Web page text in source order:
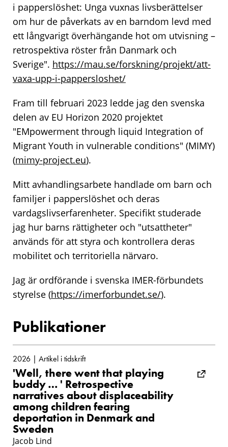
i papperslöshet: Unga vuxnas livsberättelser
om hur de påverkats av en barndom levd med
ett långvarigt överhängande hot om utvisning –
retrospektiva röster från Danmark och
Sverige". https://mau.se/forskning/projekt/att-
vaxa-upp-i-pappersloshet/
Fram till februari 2023 ledde jag den svenska
delen av EU Horizon 2020 projektet
"EMpowerment through liquid Integration of
Migrant Youth in vulnerable conditions" (MIMY)
(mimy-project.eu).
Mitt avhandlingsarbete handlade om barn och
familjer i papperslöshet och deras
vardagslivserfarenheter. Specifikt studerade
jag hur barns rättigheter och "utsattheter"
används för att styra och kontrollera deras
mobilitet och territoriella närvaro.
Jag är ordförande i svenska IMER-förbundets
styrelse (https://imerforbundet.se/).
Publikationer
2026 | Artikel i tidskrift
'Well, there went that playing
buddy … ' Retrospective
narratives about displaceability
among children fearing
deportation in Denmark and
Sweden
Jacob Lind